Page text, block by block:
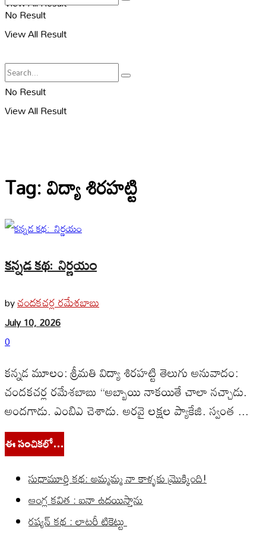
No Result
View All Result
No Result
View All Result
Tag:విద్యా శిరహట్టి
కన్నడ కథ: నిర్ణయం
byచందకచర్ల రమేశబాబు
July 10, 2026
0
కన్నడ మూలం: శ్రీమతి విద్యా శిరహట్టి తెలుగు అనువాదం:
చందకచర్ల రమేశబాబు “అబ్బాయి నాకయితే చాలా నచ్చాడు.
అందగాడు. ఎంబిఎ చెశాడు. అరవై లక్షల ప్యాకేజి. స్వంత ...
ఈ సంచికలో…
సుధామూర్తి కథ: అమ్మమ్మ నా కాళ్ళకు మ్రొక్కింది!
ఆంగ్ల కవిత : ఐనా ఉదయిస్తాను
రష్యన్ కథ : లాటరీ టికెట్టు